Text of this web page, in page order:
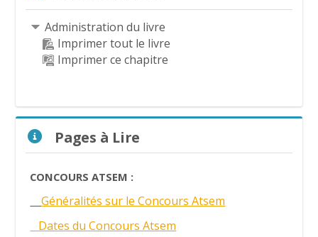
Administration du livre
Imprimer tout le livre
Imprimer ce chapitre
Passer Pages à Lire
Pages à Lire
CONCOURS ATSEM :
Généralités sur le Concours Atsem
Dates du Concours Atsem